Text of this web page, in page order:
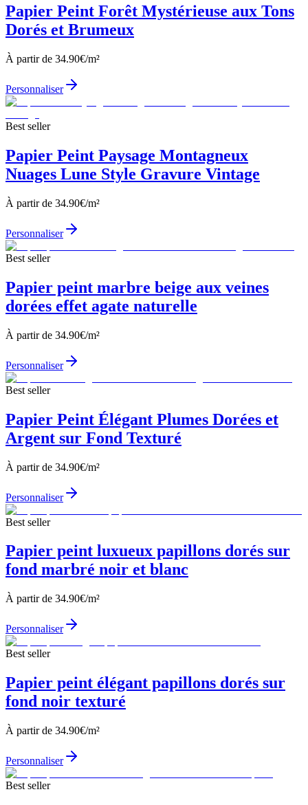
Papier Peint Forêt Mystérieuse aux Tons
Dorés et Brumeux
À partir de 34.90€/m²
Personnaliser
Best seller
Papier Peint Paysage Montagneux
Nuages Lune Style Gravure Vintage
À partir de 34.90€/m²
Personnaliser
Best seller
Papier peint marbre beige aux veines
dorées effet agate naturelle
À partir de 34.90€/m²
Personnaliser
Best seller
Papier Peint Élégant Plumes Dorées et
Argent sur Fond Texturé
À partir de 34.90€/m²
Personnaliser
Best seller
Papier peint luxueux papillons dorés sur
fond marbré noir et blanc
À partir de 34.90€/m²
Personnaliser
Best seller
Papier peint élégant papillons dorés sur
fond noir texturé
À partir de 34.90€/m²
Personnaliser
Best seller